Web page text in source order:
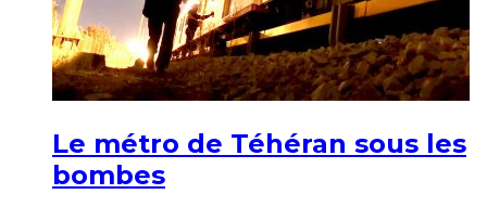
Le métro de Téhéran sous les
bombes